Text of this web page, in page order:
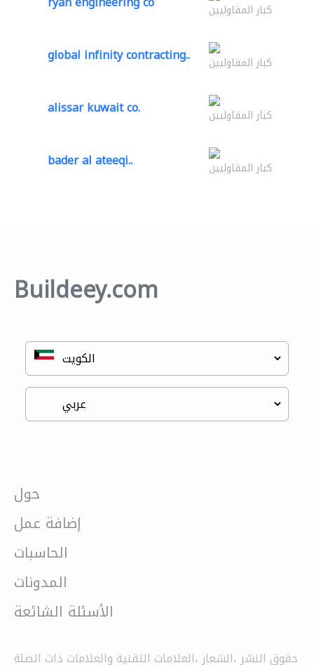
كبار المقاوليين
global infinity contracting.. كبار المقاوليين
alissar kuwait co. كبار المقاوليين
bader al ateeqi.. كبار المقاوليين
Buildeey.com
حول
إضافة عمل
الحاسبات
المدونات
الأسئلة الشائعة
حقوق النشر ،الشعار ،العلامات التقنية والعلامات ذات الصلة